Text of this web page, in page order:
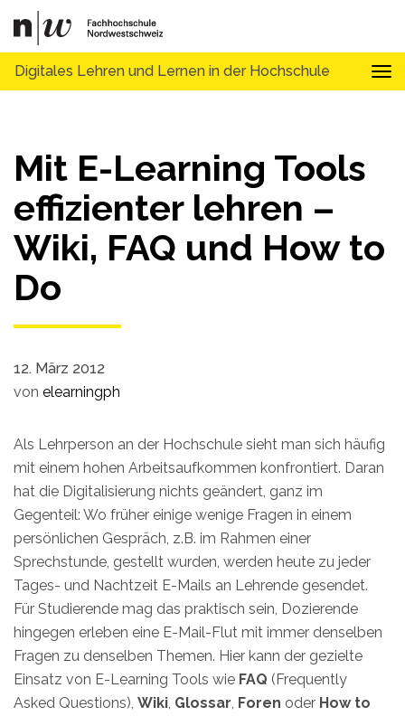
Digitales Lehren und Lernen in der Hochschule
Mit E-Learning Tools
effizienter lehren –
Wiki, FAQ und How to
Do
12. März 2012
von elearningph
Als Lehrperson an der Hochschule sieht man sich häufig
mit einem hohen Arbeitsaufkommen konfrontiert. Daran
hat die Digitalisierung nichts geändert, ganz im
Gegenteil: Wo früher einige wenige Fragen in einem
persönlichen Gespräch, z.B. im Rahmen einer
Sprechstunde, gestellt wurden, werden heute zu jeder
Tages- und Nachtzeit E-Mails an Lehrende gesendet.
Für Studierende mag das praktisch sein, Dozierende
hingegen erleben eine E-Mail-Flut mit immer denselben
Fragen zu denselben Themen. Hier kann der gezielte
Einsatz von E-Learning Tools wie FAQ (Frequently
Asked Questions), Wiki Glossar Foren oder How to